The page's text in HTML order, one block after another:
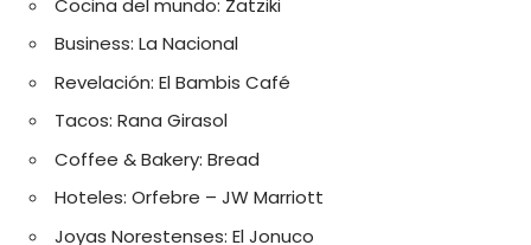
Business: La Nacional
Revelación: El Bambis Café
Tacos: Rana Girasol
Coffee & Bakery: Bread
Hoteles: Orfebre – JW Marriott
Joyas Norestenses: El Jonuco